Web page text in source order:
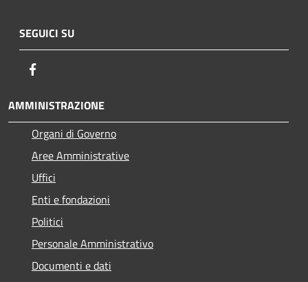
SEGUICI SU
AMMINISTRAZIONE
Organi di Governo
Aree Amministrative
Uffici
Enti e fondazioni
Politici
Personale Amministrativo
Documenti e dati